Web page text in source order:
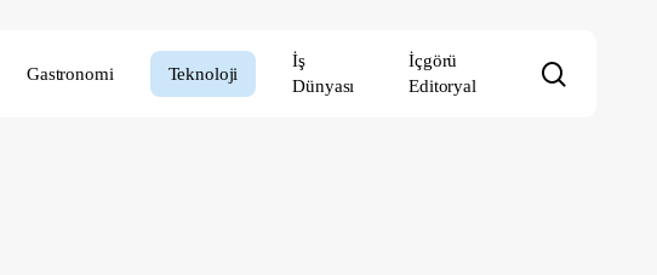
Gastronomi Teknoloji
İş
Dünyası
İçgörü
Editoryal